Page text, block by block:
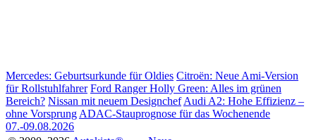
Mercedes: Geburtsurkunde für Oldies Citroën: Neue Ami-Version
für Rollstuhlfahrer Ford Ranger Holly Green: Alles im grünen
Bereich? Nissan mit neuem Designchef Audi A2: Hohe Effizienz –
ohne Vorsprung ADAC-Stauprognose für das Wochenende
07.-09.08.2026